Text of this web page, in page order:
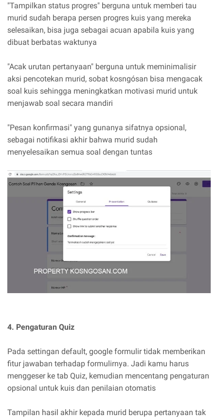
"Tampilkan status progres" berguna untuk memberi tau
murid sudah berapa persen progres kuis yang mereka
selesaikan, bisa juga sebagai acuan apabila kuis yang
dibuat berbatas waktunya
"Acak urutan pertanyaan" berguna untuk meminimalisir
aksi pencotekan murid, sobat kosngósan bisa mengacak
soal kuis sehingga meningkatkan motivasi murid untuk
menjawab soal secara mandiri
"Pesan konfirmasi" yang gunanya sifatnya opsional,
sebagai notifikasi akhir bahwa murid sudah
menyelesaikan semua soal dengan tuntas
4. Pengaturan Quiz
Pada settingan default, google formulir tidak memberikan
fitur jawaban terhadap formulirnya. Jadi kamu harus
menggeser ke tab Quiz, kemudian mencentang pengaturan
opsional untuk kuis dan penilaian otomatis
Tampilan hasil akhir kepada murid berupa pertanyaan tak